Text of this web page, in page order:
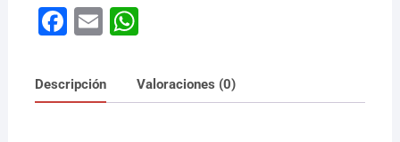
F
c
e
E
ai
l
W
at
s
Descripción Valoraciones (0)